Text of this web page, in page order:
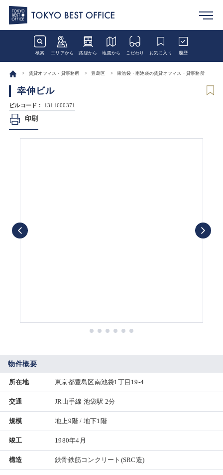
検索 エリアから 路線から 地図から こだわり お気に入り 履歴
賃貸オフィス・貸事務所 豊島区 東池袋・南池袋の賃貸オフィス・貸事務所
幸伸ビル
ビルコード： 1311600371
印刷
物件概要
所在地 東京都豊島区南池袋1丁目19-4
交通 JR山手線 池袋駅 2分
規模 地上9階 / 地下1階
竣工 1980年4月
構造 鉄骨鉄筋コンクリート(SRC造)